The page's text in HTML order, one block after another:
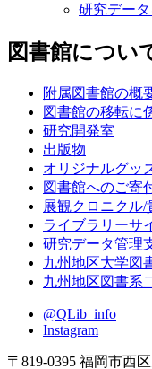
研究デー
図書館につい
附属図書館の概
図書館の移転に
研究開発室
出版物
オリジナルグッ
図書館へのご寄
展観クロニクル/
ライブラリーサ
研究データ管理
九州地区大学図
九州地区図書系
@QLib_info
Instagram
〒819-0395 福岡市西